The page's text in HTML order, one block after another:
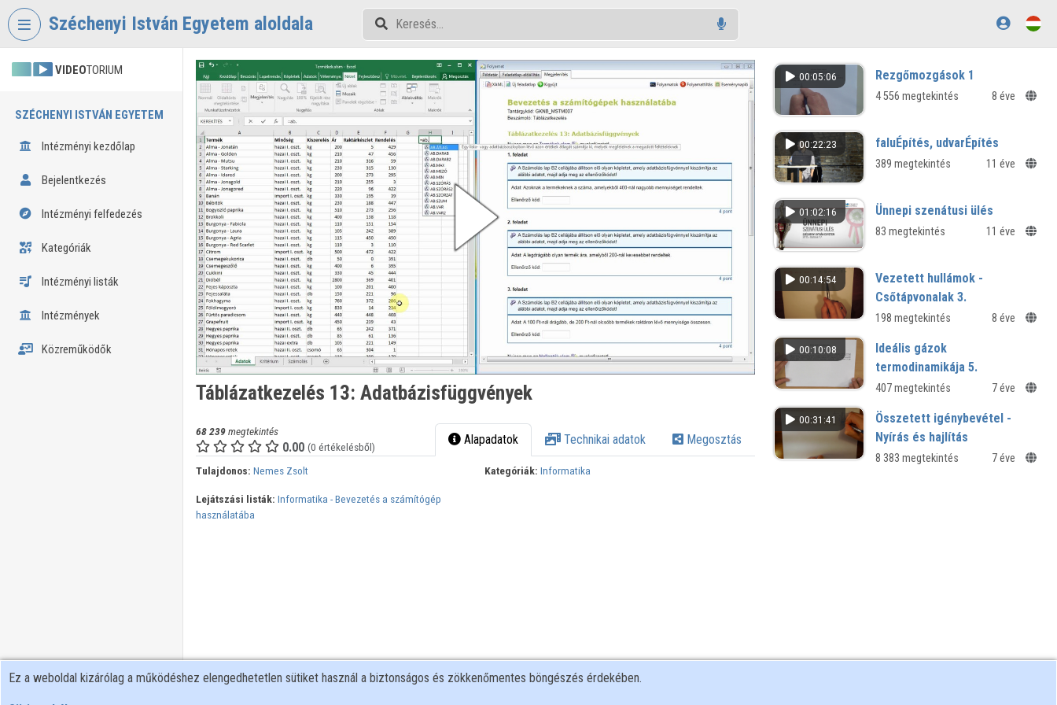
Fejléc kihagyása
Széchenyi István Egyetem aloldala
VIDEOTORIUM
SZÉCHENYI ISTVÁN EGYETEM
Intézményi kezdőlap
Bejelentkezés
Intézményi felfedezés
Kategóriák
Intézményi listák
Intézmények
Közreműködők
Táblázatkezelés 13: Adatbázisfüggvények
68 239megtekintés
0.00 (0 értékelésből) Alapadatok Technikai adatok Megosztás
Tulajdonos: Nemes Zsolt Kategóriák: Informatika
Lejátszási listák: Informatika - Bevezetés a számítógép
használatába
00:05:06 Rezgőmozgások 1
4 556 megtekintés 8 éve
00:22:23 faluÉpítés, udvarÉpítés
389 megtekintés 11 éve
01:02:16 Ünnepi szenátusi ülés
83 megtekintés 11 éve
00:14:54
Vezetett hullámok -
Csőtápvonalak 3.
198 megtekintés 8 éve
00:10:08
Ideális gázok
termodinamikája 5.
407 megtekintés 7 éve
00:31:41
Összetett igénybevétel -
Nyírás és hajlítás
8 383 megtekintés 7 éve
Ez a weboldal kizárólag a működéshez elengedhetetlen sütiket használ a biztonságos és zökkenőmentes böngészés érdekében.